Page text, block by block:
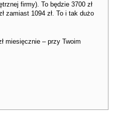
firmy). To będzie 3700 zł
zamiast 1094 zł. To i tak dużo
miesięcznie – przy Twoim